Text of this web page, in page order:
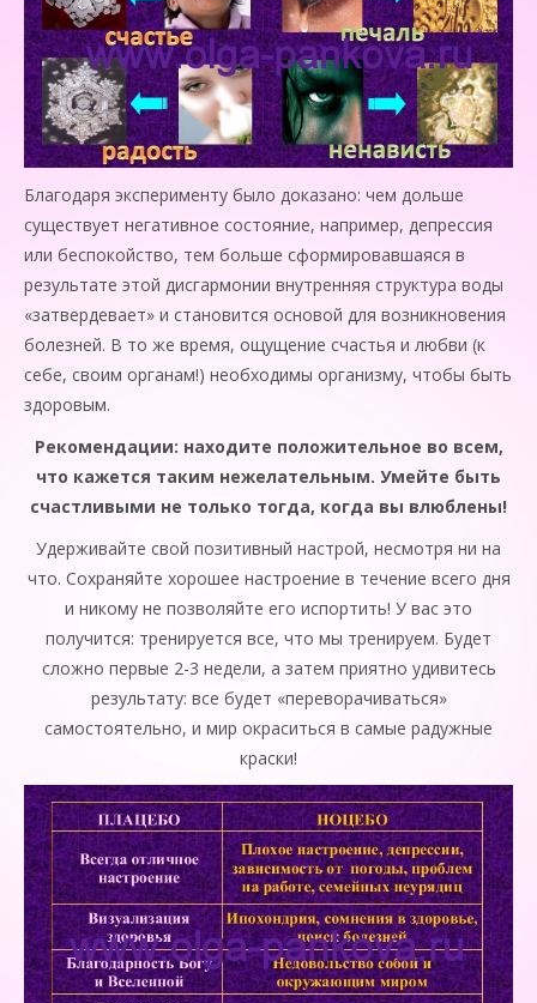
Благодаря эксперименту было доказано: чем дольше
существует негативное состояние, например, депрессия
или беспокойство, тем больше сформировавшаяся в
результате этой дисгармонии внутренняя структура воды
«затвердевает» и становится основой для возникновения
болезней. В то же время, ощущение счастья и любви (к
себе, своим органам!) необходимы организму, чтобы быть
здоровым.
Рекомендации: находите положительное во всем,
что кажется таким нежелательным. Умейте быть
счастливыми не только тогда, когда вы влюблены!
Удерживайте свой позитивный настрой, несмотря ни на
что. Сохраняйте хорошее настроение в течение всего дня
и никому не позволяйте его испортить! У вас это
получится: тренируется все, что мы тренируем. Будет
сложно первые 2-3 недели, а затем приятно удивитесь
результату: все будет «переворачиваться»
самостоятельно, и мир окраситься в самые радужные
краски!